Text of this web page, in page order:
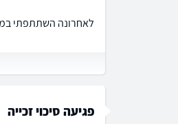
לאחרונה השתתפתי
פגיעה סיכוי זכייה